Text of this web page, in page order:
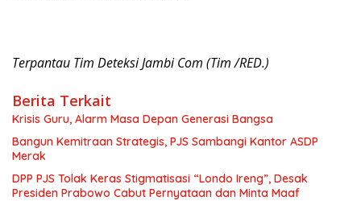
Terpantau Tim Deteksi Jambi Com (Tim /RED.)
Berita Terkait
Krisis Guru, Alarm Masa Depan Generasi Bangsa
Bangun Kemitraan Strategis, PJS Sambangi Kantor ASDP
Merak
DPP PJS Tolak Keras Stigmatisasi “Londo Ireng”, Desak
Presiden Prabowo Cabut Pernyataan dan Minta Maaf